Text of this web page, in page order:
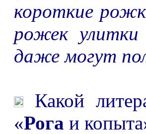
короткие
рожек
даже могут
Какой
«Рога и